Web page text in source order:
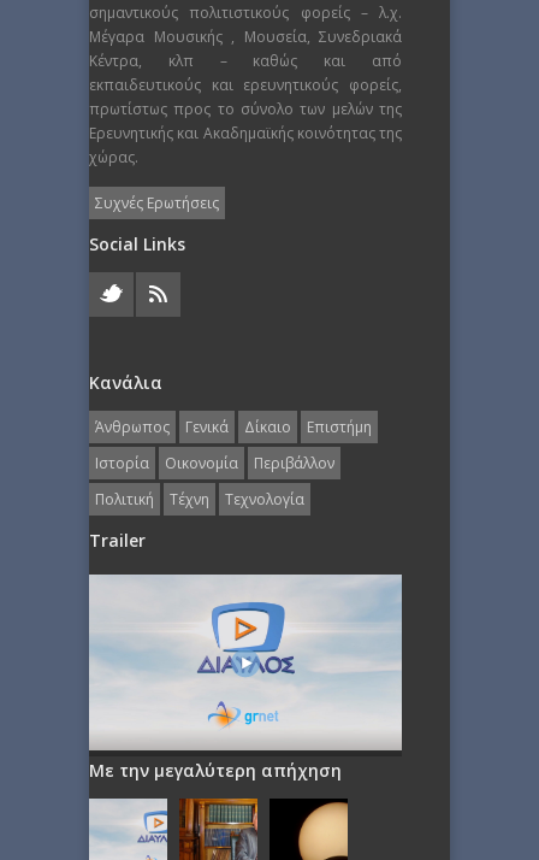
σημαντικούς πολιτιστικούς φορείς – λ.χ.
Μέγαρα Μουσικής , Μουσεία, Συνεδριακά
Κέντρα, κλπ – καθώς και από
εκπαιδευτικούς και ερευνητικούς φορείς,
πρωτίστως προς το σύνολο των μελών της
Ερευνητικής και Ακαδημαϊκής κοινότητας της
χώρας.
Συχνές Ερωτήσεις
Social Links
Κανάλια
Άνθρωπος Γενικά Δίκαιο
Επιστήμη
Ιστορία
Οικονομία
Περιβάλλον
Πολιτική
Τέχνη Τεχνολογία
Trailer
Με την μεγαλύτερη απήχηση